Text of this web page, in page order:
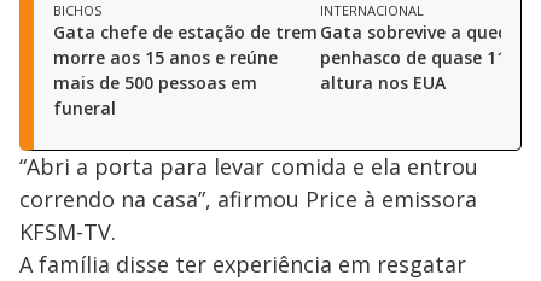
BICHOS
Gata chefe de estação de trem
morre aos 15 anos e reúne
mais de 500 pessoas em
funeral
INTERNACIONAL
Gata sobrevive a queda
penhasco de quase 115m
altura nos EUA
“Abri a porta para levar comida e ela entrou
correndo na casa”, afirmou Price à emissora
KFSM-TV.
A família disse ter experiência em resgatar